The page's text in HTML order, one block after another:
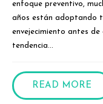
enfoque preventivo,
años están adoptando
envejecimiento antes
tendencia...
READ MORE